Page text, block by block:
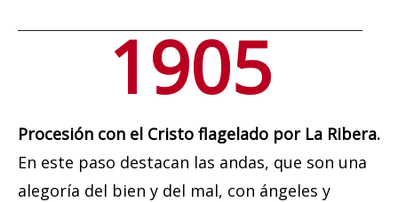
1905
Procesión con el Cristo flagelado por La Ribera.
En este paso destacan las andas, que son una
alegoría del bien y del mal, con ángeles y